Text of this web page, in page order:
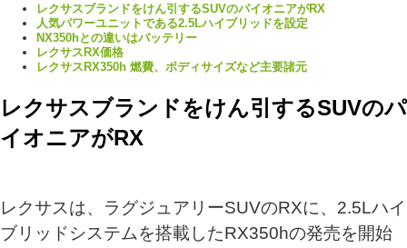
レクサスブランドをけん引するSUVのパイオニアがRX
人気パワーユニットである2.5Lハイブリッドを設定
NX350hとの違いはバッテリー
レクサスRX価格
レクサスRX350h 燃費、ボディサイズなど主要諸元
レクサスブランドをけん引するSUVのパ
イオニアがRX
レクサスは、ラグジュアリーSUVのRXに、2.5Lハイ
ブリッドシステムを搭載したRX350hの発売を開始